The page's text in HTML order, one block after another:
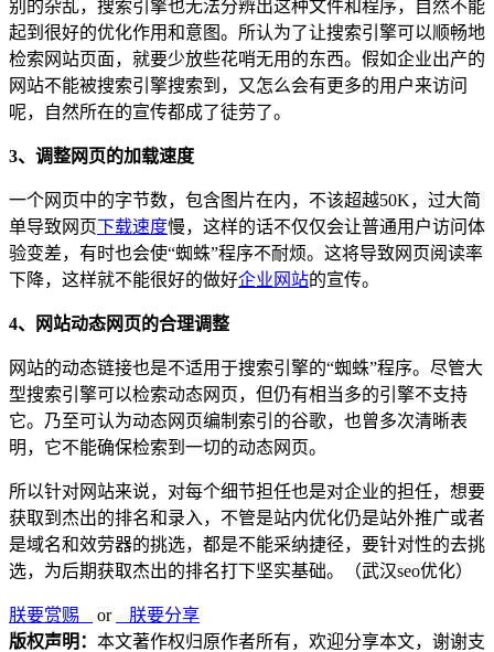
别的杂乱，搜索引擎也无法分辨出这种文件和程序，自然不能
起到很好的优化作用和意图。所认为了让搜索引擎可以顺畅地
检索网站页面，就要少放些花哨无用的东西。假如企业出产的
网站不能被搜索引擎搜索到，又怎么会有更多的用户来访问
呢，自然所在的宣传都成了徒劳了。
3、调整网页的加载速度
一个网页中的字节数，包含图片在内，不该超越50K，过大简
单导致网页下载速度慢，这样的话不仅仅会让普通用户访问体
验变差，有时也会使“蜘蛛”程序不耐烦。这将导致网页阅读率
下降，这样就不能很好的做好企业网站的宣传。
4、网站动态网页的合理调整
网站的动态链接也是不适用于搜索引擎的“蜘蛛”程序。尽管大
型搜索引擎可以检索动态网页，但仍有相当多的引擎不支持
它。乃至可认为动态网页编制索引的谷歌，也曾多次清晰表
明，它不能确保检索到一切的动态网页。
所以针对网站来说，对每个细节担任也是对企业的担任，想要
获取到杰出的排名和录入，不管是站内优化仍是站外推广或者
是域名和效劳器的挑选，都是不能采纳捷径，要针对性的去挑
选，为后期获取杰出的排名打下坚实基础。（武汉seo优化）
朕要赏赐 or
朕要分享
版权声明： 本文著作权归原作者所有，欢迎分享本文，谢谢支